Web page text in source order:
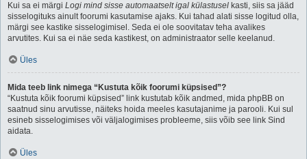
Kui sa ei märgi Logi mind sisse automaatselt igal külastusel kasti, siis sa jääd
sisselogituks ainult foorumi kasutamise ajaks. Kui tahad alati sisse logitud olla,
märgi see kastike sisselogimisel. Seda ei ole soovitatav teha avalikes
arvutites. Kui sa ei näe seda kastikest, on administraator selle keelanud.
Üles
Mida teeb link nimega “Kustuta kõik foorumi küpsised”?
“Kustuta kõik foorumi küpsised” link kustutab kõik andmed, mida phpBB on
saatnud sinu arvutisse, näiteks hoida meeles kasutajanime ja parooli. Kui sul
esineb sisselogimises või väljalogimises probleeme, siis võib see link Sind
aidata.
Üles